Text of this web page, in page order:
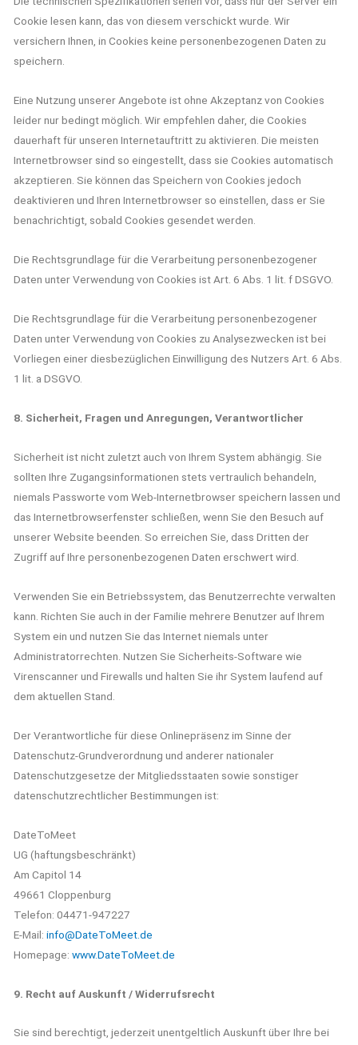
Cookie lesen kann, das von diesem verschickt wurde. Wir
versichern Ihnen, in Cookies keine personenbezogenen Daten zu
speichern.
Eine Nutzung unserer Angebote ist ohne Akzeptanz von Cookies
leider nur bedingt möglich. Wir empfehlen daher, die Cookies
dauerhaft für unseren Internetauftritt zu aktivieren. Die meisten
Internetbrowser sind so eingestellt, dass sie Cookies automatisch
akzeptieren. Sie können das Speichern von Cookies jedoch
deaktivieren und Ihren Internetbrowser so einstellen, dass er Sie
benachrichtigt, sobald Cookies gesendet werden.
Die Rechtsgrundlage für die Verarbeitung personenbezogener
Daten unter Verwendung von Cookies ist Art. 6 Abs. 1 lit. f DSGVO.
Die Rechtsgrundlage für die Verarbeitung personenbezogener
Daten unter Verwendung von Cookies zu Analysezwecken ist bei
Vorliegen einer diesbezüglichen Einwilligung des Nutzers Art. 6 Abs.
1 lit. a DSGVO.
8. Sicherheit, Fragen und Anregungen, Verantwortlicher
Sicherheit ist nicht zuletzt auch von Ihrem System abhängig. Sie
sollten Ihre Zugangsinformationen stets vertraulich behandeln,
niemals Passworte vom Web-Internetbrowser speichern lassen und
das Internetbrowserfenster schließen, wenn Sie den Besuch auf
unserer Website beenden. So erreichen Sie, dass Dritten der
Zugriff auf Ihre personenbezogenen Daten erschwert wird.
Verwenden Sie ein Betriebssystem, das Benutzerrechte verwalten
kann. Richten Sie auch in der Familie mehrere Benutzer auf Ihrem
System ein und nutzen Sie das Internet niemals unter
Administratorrechten. Nutzen Sie Sicherheits-Software wie
Virenscanner und Firewalls und halten Sie ihr System laufend auf
dem aktuellen Stand.
Der Verantwortliche für diese Onlinepräsenz im Sinne der
Datenschutz-Grundverordnung und anderer nationaler
Datenschutzgesetze der Mitgliedsstaaten sowie sonstiger
datenschutzrechtlicher Bestimmungen ist:
DateToMeet
UG (haftungsbeschränkt)
Am Capitol 14
49661 Cloppenburg
Telefon: 04471-947227
E-Mail:info@DateToMeet.de
Homepage:www.DateToMeet.de
9. Recht auf Auskunft / Widerrufsrecht
Sie sind berechtigt, jederzeit unentgeltlich Auskunft über Ihre bei